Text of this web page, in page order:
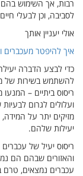
רבות, אך השימוש בהם
לסביבה, וכן לבעלי
אולי יעניין אותך
איך להיפטר מעכברים
כדי לבצע הדברה
להשתמש בשירות של
ריסוס ביתיים –
ועלולים לגרום
מזיקים יתר על
יעילות שלהם.
ריסוס יעיל של
והאזורים שבהם הם
עכברים נמצאים, טרם